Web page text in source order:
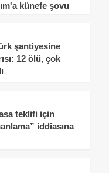
künefe şovu
şantiyesine
12 ölü, çok
teklifi için
iddiasına